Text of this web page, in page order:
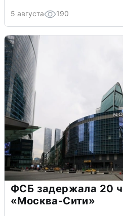
5 августа 190
ФСБ задержала 20
«Москва-Сити»